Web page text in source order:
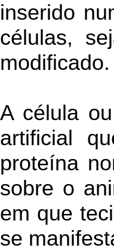
inserido
células,
modificado.
A célula
artificial
proteína
sobre o
em que
se